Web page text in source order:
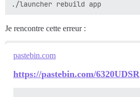
Je rencontre cette erreur :
pastebin.com
https://pastebin.com/6320UDSR